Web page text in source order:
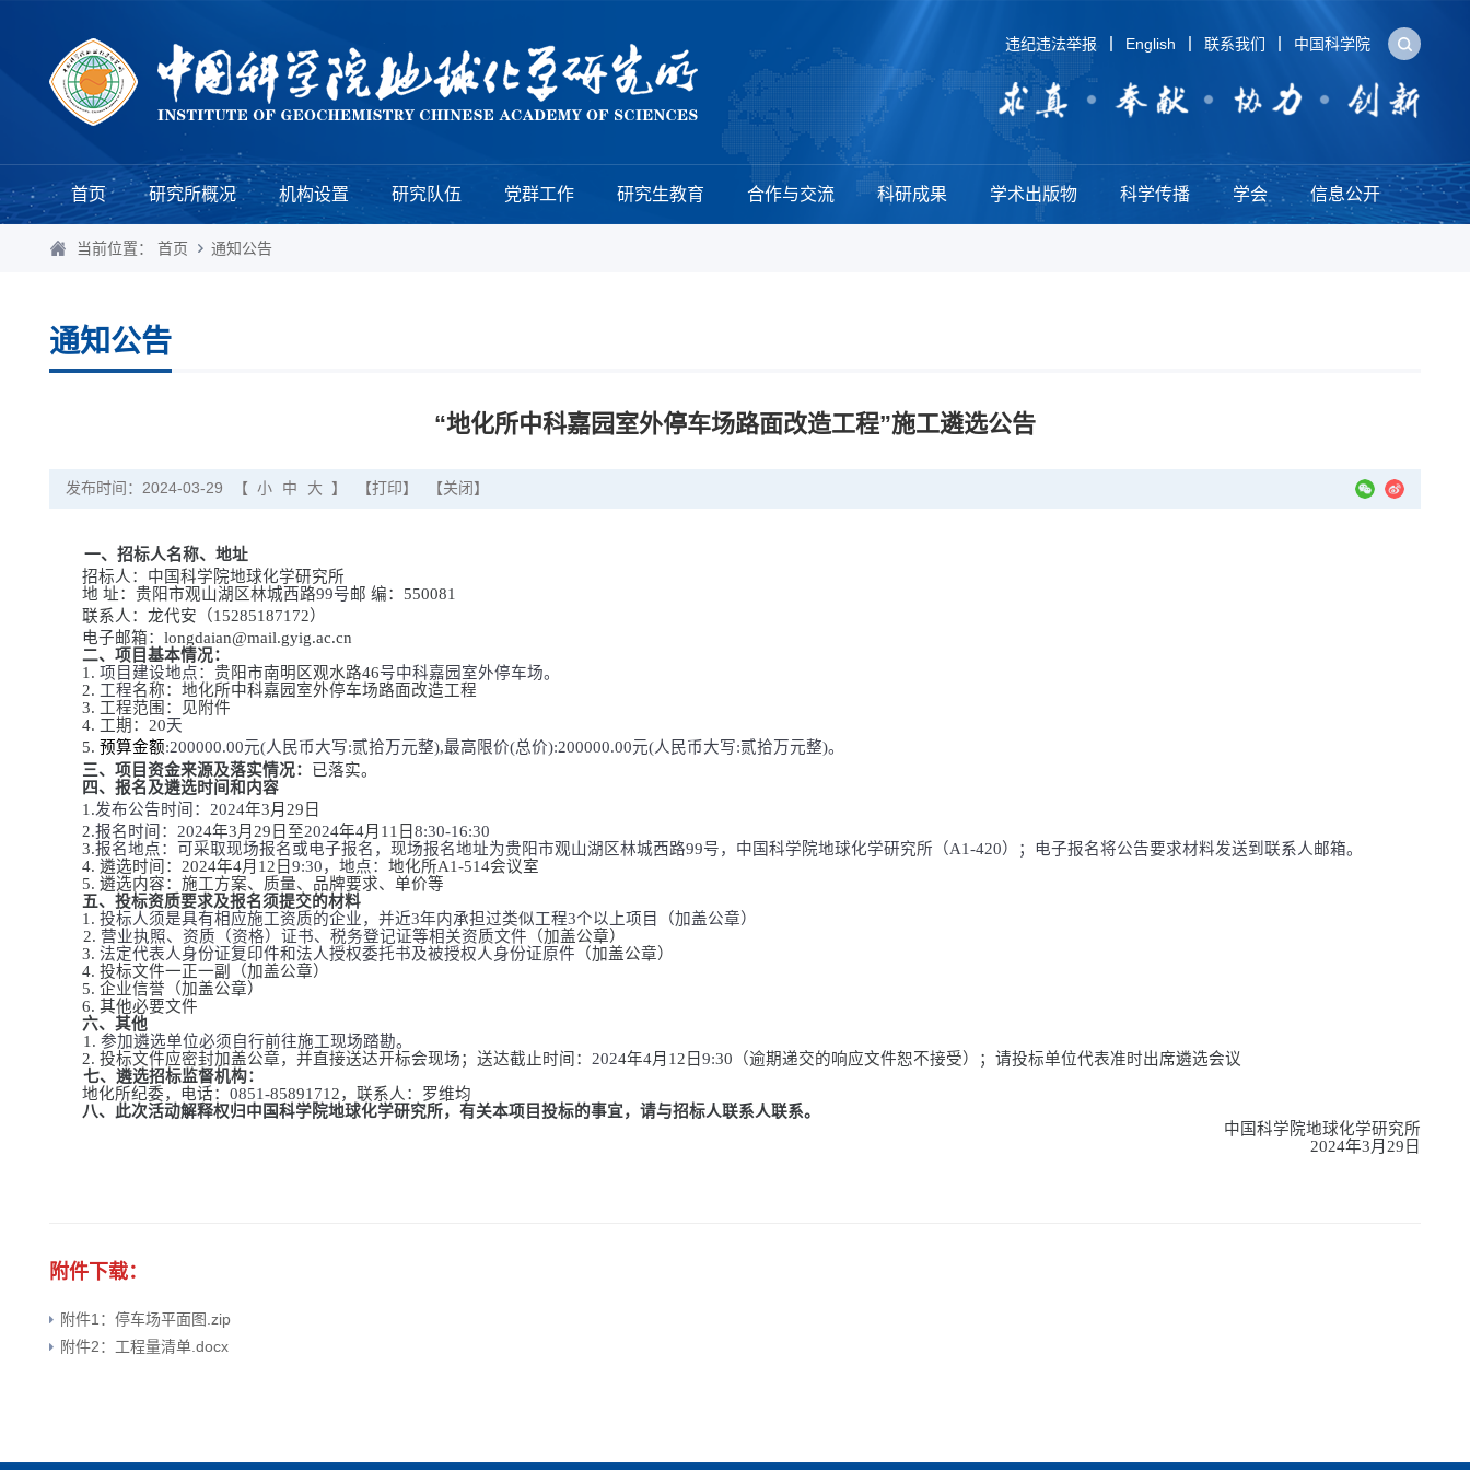
违纪违法举报 English 联系我们 中国科学院
首页 研究所概况 机构设置 研究队伍 党群工作 研究生教育 合作与交流 科研成果 学术出版物 科学传播 学会 信息公开
当前位置： 首页 通知公告
通知公告
“地化所中科嘉园室外停车场路面改造工程”施工遴选公告
发布时间：2024-03-29 【 小 中 大 】 【打印】 【关闭】
一、招标人名称、地址
招标人：中国科学院地球化学研究所
地 址：贵阳市观山湖区林城西路99号邮 编： 550081
联系人： 龙代安（15285187172）
电子邮箱： longdaian@mail.gyig.ac.cn
二、项目基本情况：
1. 项目建设地点： 贵阳市南明区观水路46号中科嘉园室外停车场。
2. 工程名称： 地化所中科嘉园室外停车场路面改造工程
3. 工程范围：
见附件
4. 工期 ： 20天
5. 预算金额:200000.00元(人民币大写:贰拾万元整),最高限价(总价):200000.00元(人民币大写:贰拾万元整)。
三、项目资金来源及落实情况：
已落实。
四、报名及遴选时间和内容
1.发布公告时间： 2024年3月 29 日
2.报名时间： 2024年3月 29 日至2024年4月 11 日 8:30-16:30
3.报名地点：可采取现场报名或电子报名，现场报名地址为贵阳市观山湖区林城西路99号，中国科学院地球化学研究所（A1-420）；电子报名将公告要求材料发送到联系人邮箱。
4. 遴选时间： 2024年4月 12 日 9:30，地点： 地化所A1-514会议室
5. 遴选内容： 施工方案、质量、品牌要求、单价等
五、投标资质要求及报名须提交的材料
1. 投标人须是具有相应施工资质的企业，并近3年内承担过类似工程3个以上项目（加盖公章）
2. 营业执照、资质（资格）证书、税务登记证等相关资质文件 （加盖公章）
3. 法定代表人身份证复印件和法人授权委托书及被授权人身份证原件 （加盖公章）
4. 投标文件一正一副
（加盖公章）
5. 企业信誉（加盖公章）
6. 其他必要文件
六、其他
1. 参加遴选单位必须自行前往施工现场踏勘。
2. 投标文件应密封加盖公章，并直接送达开标会现场；送达截止时间： 2024年4月 12 日 9:30 （逾期递交的响应文件恕不接受） ；请投标单位代表准时出席遴选会议
七、 遴选招标监督机构：
地化所纪委，电话： 0851-85891712，联系人：罗维均
八、此次活动解释权归中国科学院地球化学研究所，有关本项目投标的事宜，请与招标人联系人联系。
中国科学院地球化学研究所
2024年3月 29 日
附件下载：
附件1：停车场平面图.zip
附件2：工程量清单.docx